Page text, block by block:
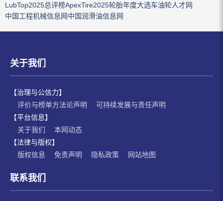
LubTop2025总评榜ApexTire2025轮胎年度大选车油轮人才网
中国工程机械信息网中国润滑油信息网
关于我们
【治理与公信力】
评价与榜单方法论声明
可持续发展与责任声明
【平台信息】
关于我们
本网动态
【法律与版权】
版权信息
免责声明 隐私政策 网站地图
联系我们